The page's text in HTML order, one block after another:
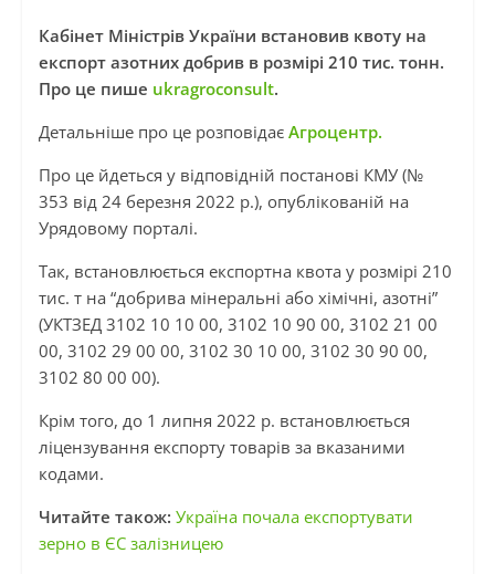
Кабінет Міністрів України встановив квоту на
експорт азотних добрив в розмірі 210 тис. тонн.
Про це пише ukragroconsult.
Детальніше про це розповідає Агроцентр.
Про це йдеться у відповідній постанові КМУ (№
353 від 24 березня 2022 р.), опублікованій на
Урядовому порталі.
Так, встановлюється експортна квота у розмірі 210
тис. т на “добрива мінеральні або хімічні, азотні”
(УКТЗЕД 3102 10 10 00, 3102 10 90 00, 3102 21 00
00, 3102 29 00 00, 3102 30 10 00, 3102 30 90 00,
3102 80 00 00).
Крім того, до 1 липня 2022 р. встановлюється
ліцензування експорту товарів за вказаними
кодами.
Читайте також: Україна почала експортувати
зерно в ЄС залізницею